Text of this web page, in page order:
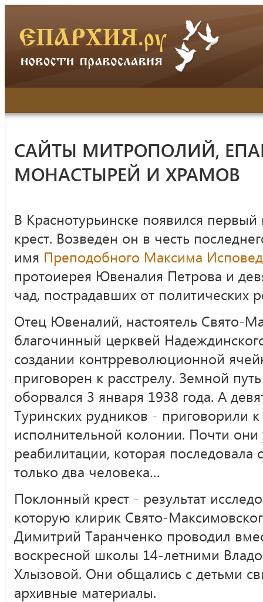
САЙТЫ МИТРОПОЛИЙ,
МОНАСТЫРЕЙ И ХРАМОВ
В Краснотурьинске появился
крест. Возведен он в честь
имя Преподобного Максима
протоиерея Ювеналия Петрова и
чад, пострадавших от политических
Отец Ювеналий, настоятель Свято-
благочинный церквей
создании контрреволюционной
приговорен к расстрелу. Земной
оборвался 3 января 1938 года. А
Туринских рудников - приговорили
исполнительной колонии. Почти
реабилитации, которая последовала
только два человека…
Поклонный крест - результат
которую клирик Свято-
Димитрий Таранченко проводил
воскресной школы 14-летними
Хлызовой. Они общались с детьми
архивные материалы.